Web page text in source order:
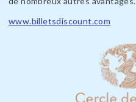
www.billetsdiscount.com